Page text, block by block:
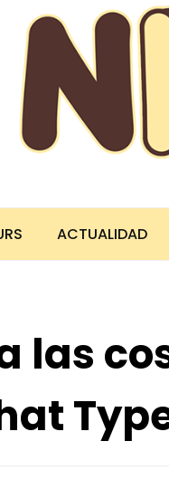
ACTUALIDAD
las